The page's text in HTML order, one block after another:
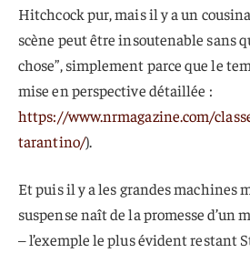
Hitchcock pur, mais il y a un
scène peut être insoutenable sans
chose”, simplement parce que le
mise en perspective détaillée :
https://www.nrmagazine.com/
tarantino/).
Et puis il y a les grandes machines
suspense naît de la promesse d’un
– l’exemple le plus évident restant